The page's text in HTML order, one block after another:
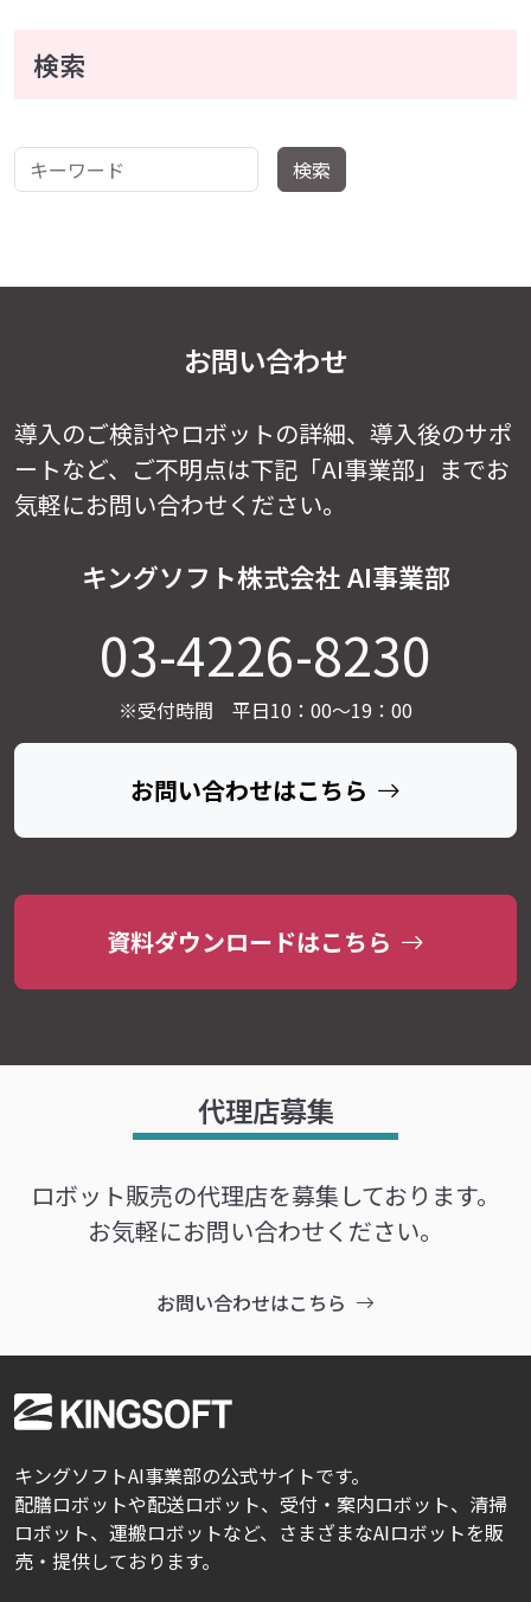
検索
キーワード 検索
お問い合わせ
導入のご検討やロボットの詳細、導入後のサポ
ートなど、 ご不明点は下記「AI事業部」までお
気軽にお問い合わせください。
キングソフト株式会社 AI事業部
03-4226-8230
※受付時間 平日10：00～19：00
お問い合わせはこちら
資料ダウンロードはこちら
代理店募集
ロボット販売の代理店を募集しております。
お気軽にお問い合わせください。
お問い合わせはこちら
キングソフトAI事業部の公式サイトです。
配膳ロボットや配送ロボット、受付・案内ロボット、清掃
ロボット、運搬ロボットなど、さまざまなAIロボットを販
売・提供しております。